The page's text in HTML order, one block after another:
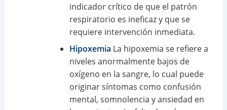
indicador crítico de que el patrón
respiratorio es ineficaz y que se
requiere intervención inmediata.
Hipoxemia La hipoxemia se refiere a
niveles anormalmente bajos de
oxígeno en la sangre, lo cual puede
originar síntomas como confusión
mental, somnolencia y ansiedad en